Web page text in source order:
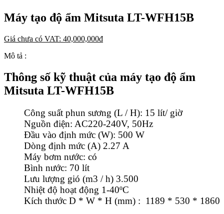
Máy tạo độ ẩm Mitsuta LT-WFH15B
Giá chưa có VAT: 40,000,000đ
Mô tả :
Thông số kỹ thuật của máy tạo độ ẩm
Mitsuta LT-WFH15B
Công suất phun sương (L / H): 15 lít/ giờ
Nguồn điện: AC220-240V, 50Hz
Đầu vào định mức (W): 500 W
Dòng định mức (A) 2.27 A
Máy bơm nước: có
Bình nước: 70 lít
Lưu lượng gió (m3 / h) 3.500
Nhiệt độ hoạt động 1-40ºC
Kích thước D * W * H (mm) : 1189 * 530 * 1860